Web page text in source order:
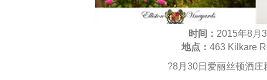
时间： 2015年8月
地点： 463 Kilkare
?8月30日爱丽丝顿酒